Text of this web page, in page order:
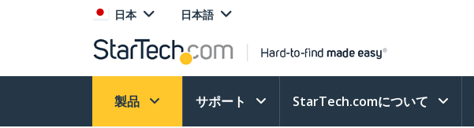
日本 日本語
製品 サポート StarTech.comについて